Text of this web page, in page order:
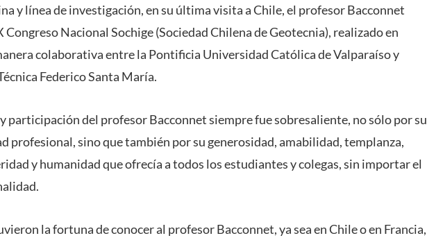
y línea de investigación, en su última visita a Chile, el profesor Bacconnet
Congreso Nacional Sochige (Sociedad Chilena de Geotecnia), realizado en
colaborativa entre la Pontificia Universidad Católica de Valparaíso y
Federico Santa María.
participación del profesor Bacconnet siempre fue sobresaliente, no sólo por su
profesional, sino que también por su generosidad, amabilidad, templanza,
y humanidad que ofrecía a todos los estudiantes y colegas, sin importar el
la fortuna de conocer al profesor Bacconnet, ya sea en Chile o en Francia,